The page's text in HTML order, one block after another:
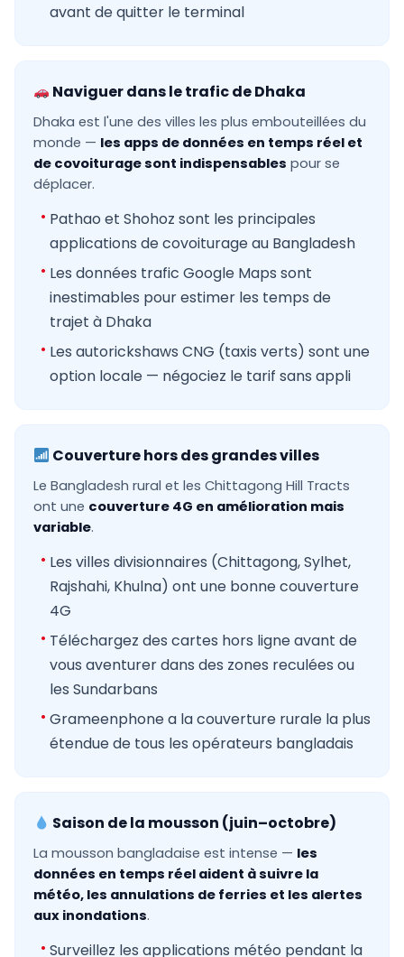
avant de quitter le terminal
Naviguer dans le trafic de Dhaka
Dhaka est l'une des villes les plus embouteillées du
monde — les apps de données en temps réel et
de covoiturage sont indispensables pour se
déplacer.
Pathao et Shohoz sont les principales
applications de covoiturage au Bangladesh
Les données trafic Google Maps sont
inestimables pour estimer les temps de
trajet à Dhaka
Les autorickshaws CNG (taxis verts) sont une
option locale — négociez le tarif sans appli
Couverture hors des grandes villes
Le Bangladesh rural et les Chittagong Hill Tracts
ont une couverture 4G en amélioration mais
variable.
Les villes divisionnaires (Chittagong, Sylhet,
Rajshahi, Khulna) ont une bonne couverture
4G
Téléchargez des cartes hors ligne avant de
vous aventurer dans des zones reculées ou
les Sundarbans
Grameenphone a la couverture rurale la plus
étendue de tous les opérateurs bangladais
Saison de la mousson (juin–octobre)
La mousson bangladaise est intense — les
données en temps réel aident à suivre la
météo, les annulations de ferries et les alertes
aux inondations.
Surveillez les applications météo pendant la